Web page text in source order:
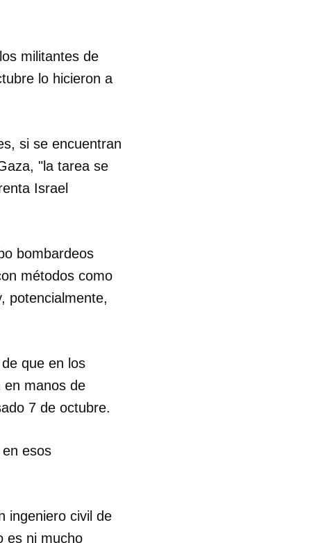
militantes de
lo hicieron a
si se encuentran
"la tarea se
Israel
bombardeos
métodos como
potencialmente,
que en los
en manos de
7 de octubre.
esos
ingeniero civil de
es ni mucho